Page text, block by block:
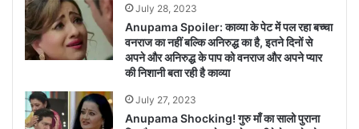
July 28, 2023
Anupama Spoiler: काव्या के पेट में पल रहा बच्चा
वनराज का नहीं बल्कि अनिरुद्ध का है, इतने दिनों से
अपने और अनिरुद्ध के पाप को वनराज और अपने प्यार
की निशानी बता रही है काव्या
July 27, 2023
Anupama Shocking! गुरु माँ का सालो पुराना